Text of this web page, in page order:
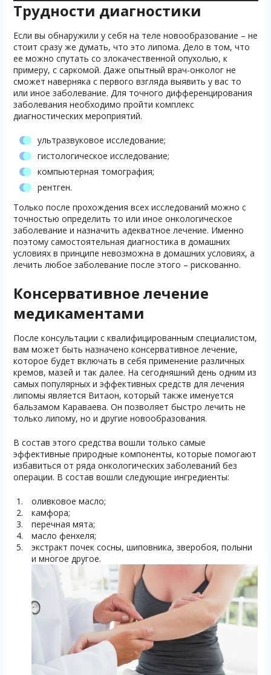
Трудности диагностики
Если вы обнаружили у себя на теле новообразование – не
стоит сразу же думать, что это липома. Дело в том, что
ее можно спутать со злокачественной опухолью, к
примеру, с саркомой. Даже опытный врач-онколог не
сможет наверняка с первого взгляда выявить у вас то
или иное заболевание. Для точного дифференцирования
заболевания необходимо пройти комплекс
диагностических мероприятий.
ультразвуковое исследование;
гистологическое исследование;
компьютерная томография;
рентген.
Только после прохождения всех исследований можно с
точностью определить то или иное онкологическое
заболевание и назначить адекватное лечение. Именно
поэтому самостоятельная диагностика в домашних
условиях в принципе невозможна в домашних условиях, а
лечить любое заболевание после этого – рискованно.
Консервативное лечение
медикаментами
После консультации с квалифицированным специалистом,
вам может быть назначено консервативное лечение,
которое будет включать в себя применение различных
кремов, мазей и так далее. На сегодняшний день одним из
самых популярных и эффективных средств для лечения
липомы является Витаон, который также именуется
бальзамом Караваева. Он позволяет быстро лечить не
только липому, но и другие новообразования.
В состав этого средства вошли только самые
эффективные природные компоненты, которые помогают
избавиться от ряда онкологических заболеваний без
операции. В состав вошли следующие ингредиенты:
оливковое масло;
камфора;
перечная мята;
масло фенхеля;
экстракт почек сосны, шиповника, зверобоя, полыни
и многое другое.